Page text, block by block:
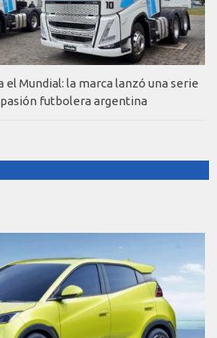
el Mundial: la marca lanzó una serie
futbolera argentina